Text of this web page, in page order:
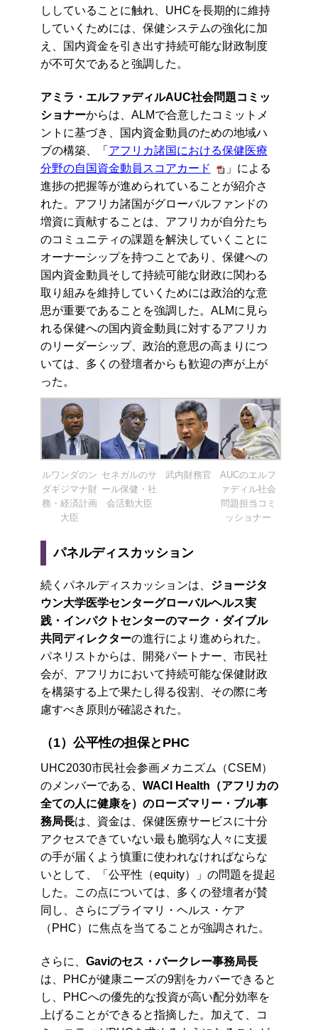
ししていることに触れ、UHCを長期的に維持
していくためには、保健システムの強化に加
え、国内資金を引き出す持続可能な財政制度
が不可欠であると強調した。
アミラ・エルファディルAUC社会問題コミッ
ショナーからは、ALMで合意したコミットメ
ントに基づき、国内資金動員のための地域ハ
ブの構築、「 アフリカ諸国における保健医療
分野の自国資金動員スコアカード
」による
進捗の把握等が進められていることが紹介さ
れた。アフリカ諸国がグローバルファンドの
増資に貢献することは、アフリカが自分たち
のコミュニティの課題を解決していくことに
オーナーシップを持つことであり、保健への
国内資金動員そして持続可能な財政に関わる
取り組みを維持していくためには政治的な意
思が重要であることを強調した。ALMに見ら
れる保健への国内資金動員に対するアフリカ
のリーダーシップ、政治的意思の高まりにつ
いては、 多くの登壇者からも歓迎の声が上が
った。
ルワンダのン
ダギジマナ財
務・経済計画
大臣
セネガルのサ
ール保健・社
会活動大臣
武内財務官
AUCのエルフ
ァディル社会
問題担当コミ
ッショナー
パネルディスカッション
続くパネルディスカッションは、 ジョージタ
ウン大学医学センターグローバルヘルス実
践・インパクトセンターのマーク・ダイブル
共同ディレクターの進行により進められた。
パネリストからは、開発パートナー、市民社
会が、アフリカにおいて持続可能な保健財政
を構築する上で果たし得る役割、その際に考
慮すべき原則が確認された。
（1）公平性の担保とPHC
UHC2030市民社会参画メカニズム（CSEM）
のメンバーである、 WACI Health（アフリカの
全ての人に健康を）のローズマリー・ブル事
務局長は、資金は、保健医療サービスに十分
アクセスできていない最も脆弱な人々に支援
の手が届くよう慎重に使われなければならな
いとして、「公平性（equity）」の問題を提起
した。この点については、多くの登壇者が賛
同し、さらにプライマリ・ヘルス・ケア
（PHC）に焦点を当てることが強調された。
さらに、 Gaviのセス・バークレー事務局長
は、PHCが健康ニーズの9割をカバーできると
し、PHCへの優先的な投資が高い配分効率を
上げることができると指摘した。加えて、コ